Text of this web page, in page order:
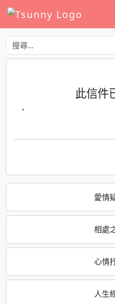
愛情
相處
心情
人生
此信件
·